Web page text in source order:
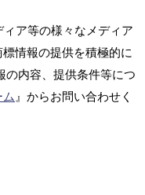
ア等の様々なメディア
情報の提供を積極的に
の内容、提供条件等につ
ム』からお問い合わせく